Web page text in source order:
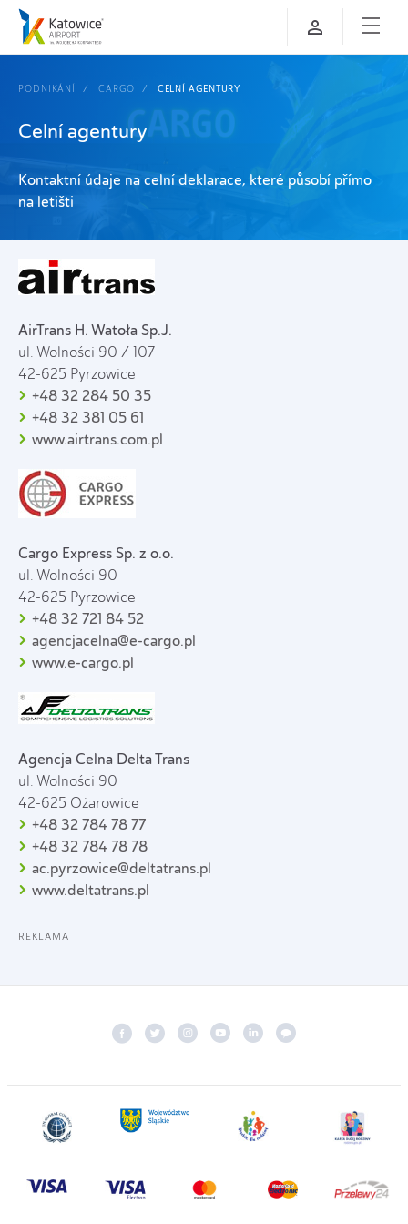
PODNIKÁNÍ CARGO CELNÍ AGENTURY
Celní agentury
Kontaktní údaje na celní deklarace, které působí přímo
na letišti
AirTrans H. Watoła Sp.J.
ul. Wolności 90 / 107
42-625 Pyrzowice
+48 32 284 50 35
+48 32 381 05 61
www.airtrans.com.pl
Cargo Express Sp. z o.o.
ul. Wolności 90
42-625 Pyrzowice
+48 32 721 84 52
agencjacelna@e-cargo.pl
www.e-cargo.pl
Agencja Celna Delta Trans
ul. Wolności 90
42-625 Ożarowice
+48 32 784 78 77
+48 32 784 78 78
ac.pyrzowice@deltatrans.pl
www.deltatrans.pl
REKLAMA